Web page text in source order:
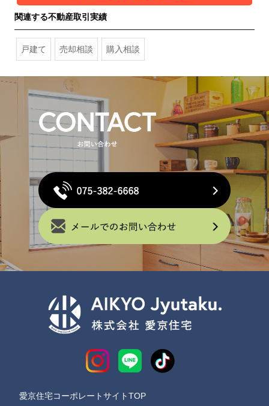
関連する不動産取引実績
戸建て 売却相談 購入相談
愛京住宅コーポレートサイトTOP